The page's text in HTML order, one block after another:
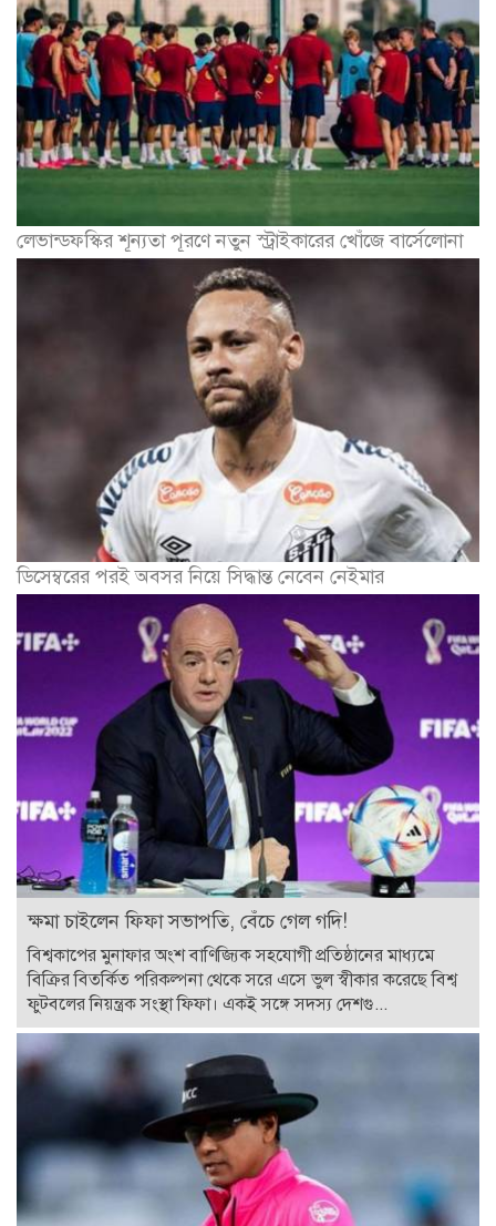
লেভান্ডফস্কির শূন্যতা পূরণে নতুন স্ট্রাইকারের খোঁজে বার্সেলোনা
ডিসেম্বরের পরই অবসর নিয়ে সিদ্ধান্ত নেবেন নেইমার
ক্ষমা চাইলেন ফিফা সভাপতি, বেঁচে গেল গদি!
বিশ্বকাপের মুনাফার অংশ বাণিজ্যিক সহযোগী প্রতিষ্ঠানের মাধ্যমে
বিক্রির বিতর্কিত পরিকল্পনা থেকে সরে এসে ভুল স্বীকার করেছে বিশ্ব
ফুটবলের নিয়ন্ত্রক সংস্থা ফিফা। একই সঙ্গে সদস্য দেশগু...